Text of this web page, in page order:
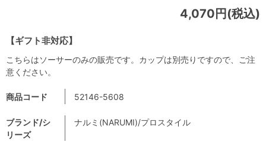
【ギフト非対応】
4,070円(税込)
商品コード 52146-5608
ブランド/シ
リーズ
ナルミ(NARUMI)/プロスタイル
こちらはソーサーのみの販売です。カップは別売りですので、ご注
意ください。